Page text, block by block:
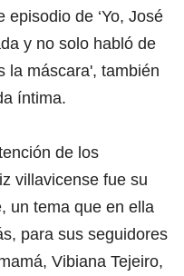
de ‘Yo, José
y no solo habló de
la máscara', también
íntima.
de los
villavicense fue su
un tema que en ella
para sus seguidores
Vibiana Tejeiro,